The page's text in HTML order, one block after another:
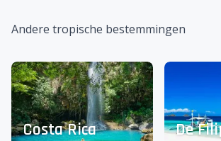
Andere tropische bestemmingen
Costa Rica De